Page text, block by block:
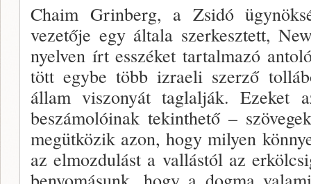
Chaim Grinberg, a Zsidó
vezetője egy ál­tala szerkesztett,
nyelven írt esszéket tartal­mazó
tött egybe több izraeli szerző
állam viszonyát taglalják. Ezeket
beszámolóinak tekinthető –
megüt­közik azon, hogy milyen
az elmozdulást a vallástól az